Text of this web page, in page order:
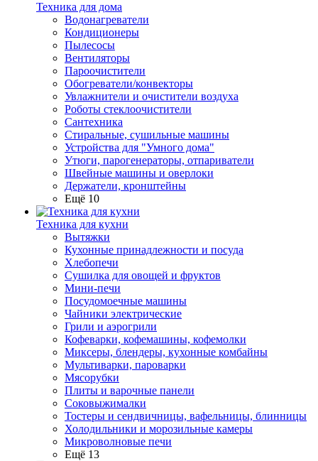
Техника для дома
Водонагреватели
Кондиционеры
Пылесосы
Вентиляторы
Пароочистители
Обогреватели/конвекторы
Увлажнители и очистители воздуха
Роботы стеклоочистители
Сантехника
Стиральные, сушильные машины
Устройства для "Умного дома"
Утюги, парогенераторы, отпариватели
Швейные машины и оверлоки
Держатели, кронштейны
Ещё 10
Техника для кухни
Вытяжки
Кухонные принадлежности и посуда
Хлебопечи
Сушилка для овощей и фруктов
Мини-печи
Посудомоечные машины
Чайники электрические
Грили и аэрогрили
Кофеварки, кофемашины, кофемолки
Миксеры, блендеры, кухонные комбайны
Мультиварки, пароварки
Мясорубки
Плиты и варочные панели
Соковыжималки
Тостеры и сендвичницы, вафельницы, блинницы
Холодильники и морозильные камеры
Микроволновые печи
Ещё 13